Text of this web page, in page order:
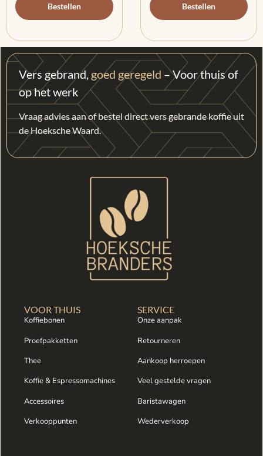
Bestellen Bestellen
Vers gebrand, goed geregeld – Voor thuis of
op het werk
Vraag advies aan of bestel direct vers gebrande koffie uit
de Hoeksche Waard.
VOOR THUIS
Koffiebonen
Proefpakketten
Thee
Koffie & Espressomachines
Accessoires
Verkooppunten
SERVICE
Onze aanpak
Retourneren
Aankoop herroepen
Veel gestelde vragen
Baristawagen
Wederverkoop